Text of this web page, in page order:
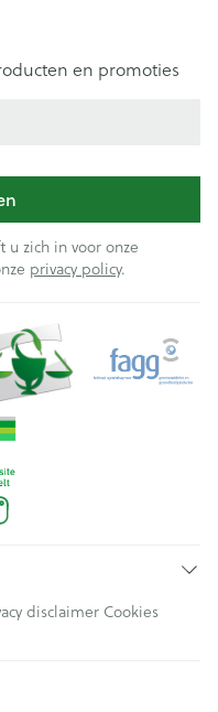
en promoties
zich in voor onze
privacy policy.
disclaimer Cookies